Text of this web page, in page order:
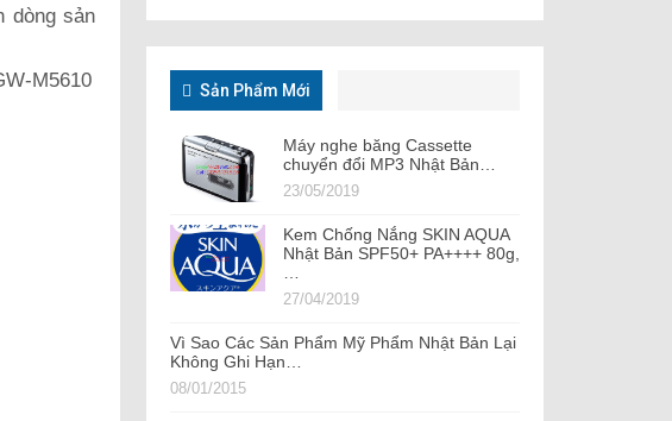
dòng sản
M5610
Sản Phẩm Mới
Máy nghe băng Cassette
chuyển đổi MP3 Nhật Bản…
23/05/2019
Kem Chống Nắng SKIN AQUA
Nhật Bản SPF50+ PA++++ 80g,
…
27/04/2019
Vì Sao Các Sản Phẩm Mỹ Phẩm Nhật Bản Lại
Không Ghi Hạn…
08/01/2015